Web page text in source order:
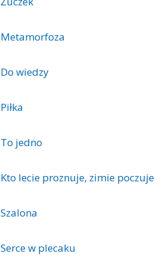
Metamorfoza
Do wiedzy
Piłka
To jedno
Kto lecie proznuje, zimie poczuje
Szalona
Serce w plecaku